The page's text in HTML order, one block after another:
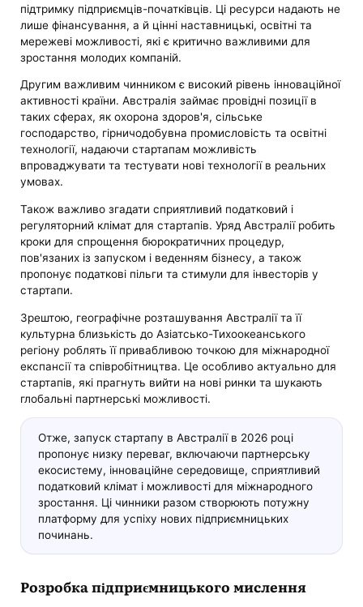
підтримку підприємців-початківців. Ці ресурси надають не
лише фінансування, а й цінні наставницькі, освітні та
мережеві можливості, які є критично важливими для
зростання молодих компаній.
Другим важливим чинником є високий рівень інноваційної
активності країни. Австралія займає провідні позиції в
таких сферах, як охорона здоров'я, сільське
господарство, гірничодобувна промисловість та освітні
технології, надаючи стартапам можливість
впроваджувати та тестувати нові технології в реальних
умовах.
Також важливо згадати сприятливий податковий і
регуляторний клімат для стартапів. Уряд Австралії робить
кроки для спрощення бюрократичних процедур,
пов'язаних із запуском і веденням бізнесу, а також
пропонує податкові пільги та стимули для інвесторів у
стартапи.
Зрештою, географічне розташування Австралії та її
культурна близькість до Азіатсько-Тихоокеанського
регіону роблять її привабливою точкою для міжнародної
експансії та співробітництва. Це особливо актуально для
стартапів, які прагнуть вийти на нові ринки та шукають
глобальні партнерські можливості.
Отже, запуск стартапу в Австралії в 2026 році
пропонує низку переваг, включаючи партнерську
екосистему, інноваційне середовище, сприятливий
податковий клімат і можливості для міжнародного
зростання. Ці чинники разом створюють потужну
платформу для успіху нових підприємницьких
починань.
Розробка підприємницького мислення